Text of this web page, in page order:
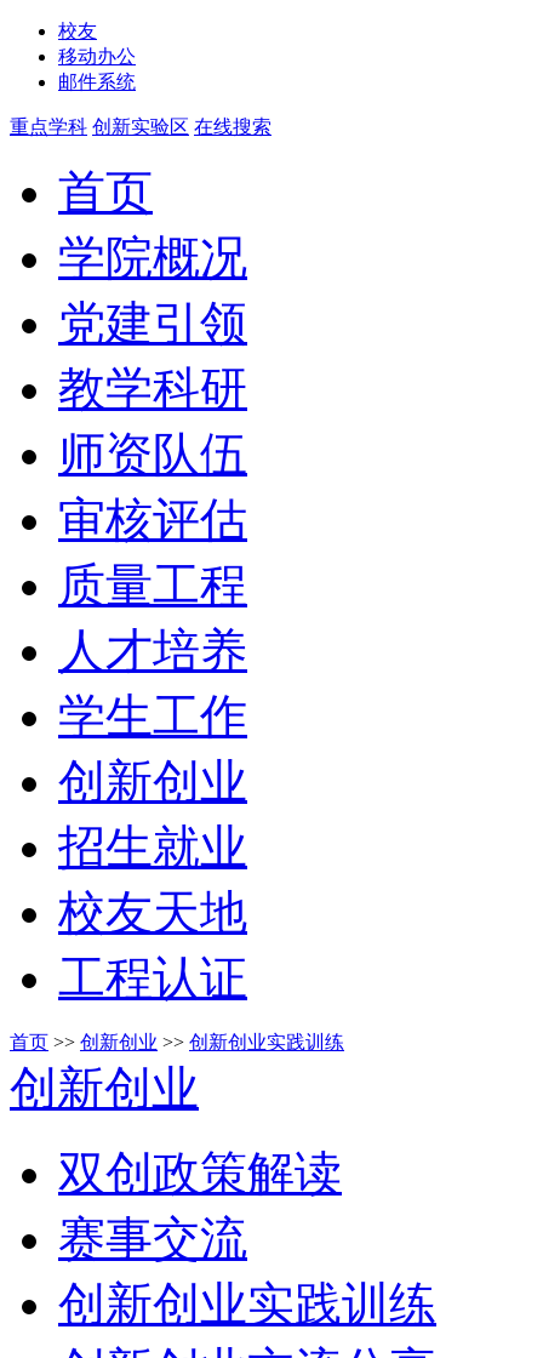
校友
移动办公
邮件系统
重点学科 创新实验区 在线搜索
首页
学院概况
党建引领
教学科研
师资队伍
审核评估
质量工程
人才培养
学生工作
创新创业
招生就业
校友天地
工程认证
首页 >> 创新创业 >> 创新创业实践训练
创新创业
双创政策解读
赛事交流
创新创业实践训练